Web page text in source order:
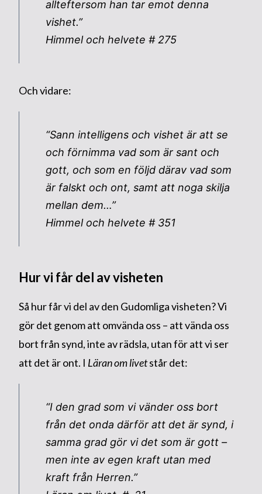
allteftersom han tar emot denna
vishet.”
Himmel och helvete # 275
Och vidare:
“Sann intelligens och vishet är att se
och förnimma vad som är sant och
gott, och som en följd därav vad som
är falskt och ont, samt att noga skilja
mellan dem…”
Himmel och helvete # 351
Hur vi får del av visheten
Så hur får vi del av den Gudomliga visheten? Vi
gör det genom att omvända oss – att vända oss
bort från synd, inte av rädsla, utan för att vi ser
att det är ont. I Läran om livetstår det:
“I den grad som vi vänder oss bort
från det onda därför att det är synd, i
samma grad gör vi det som är gott –
men inte av egen kraft utan med
kraft från Herren.”